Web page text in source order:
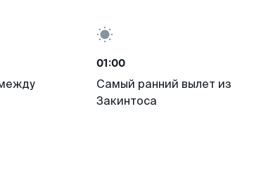
01:00
Самый ранний вылет из
Закинтоса